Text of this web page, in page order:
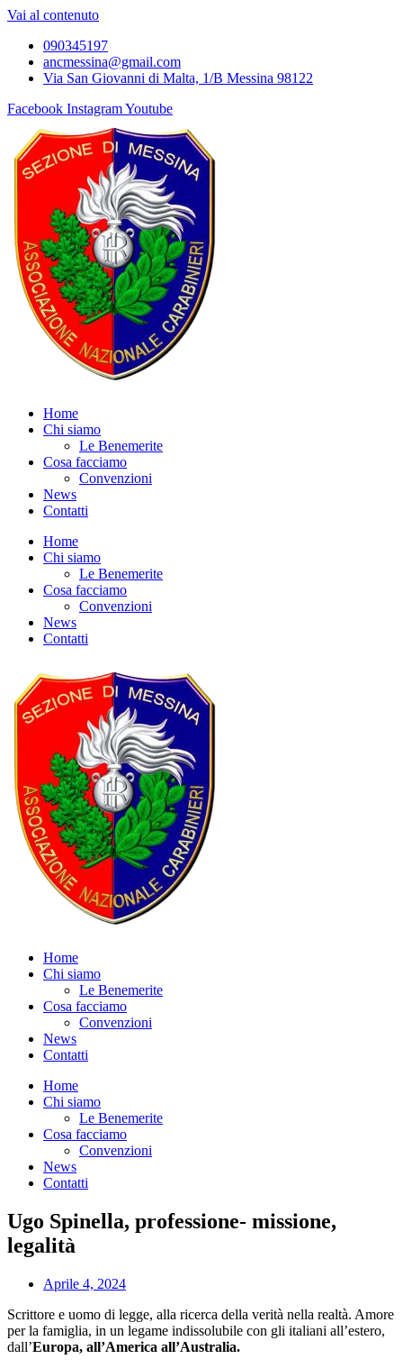
Vai al contenuto
090345197
ancmessina@gmail.com
Via San Giovanni di Malta, 1/B Messina 98122
Facebook InstagramYoutube
Home
Chi siamo
Le Benemerite
Cosa facciamo
Convenzioni
News
Contatti
Home
Chi siamo
Le Benemerite
Cosa facciamo
Convenzioni
News
Contatti
Home
Chi siamo
Le Benemerite
Cosa facciamo
Convenzioni
News
Contatti
Home
Chi siamo
Le Benemerite
Cosa facciamo
Convenzioni
News
Contatti
Ugo Spinella, professione- missione,
legalità
Aprile 4, 2024
Scrittore e uomo di legge, alla ricerca della verità nella realtà. Amore
per la famiglia, in un legame indissolubile con gli italiani all’estero,
dall’Europa, all’America all’Australia.